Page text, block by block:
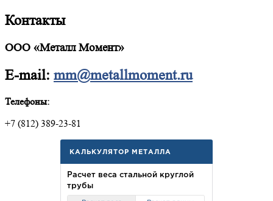
Контакты
ООО «Металл Момент»
E-mail: mm@metallmoment.ru
Телефоны:
+7 (812) 389-23-81